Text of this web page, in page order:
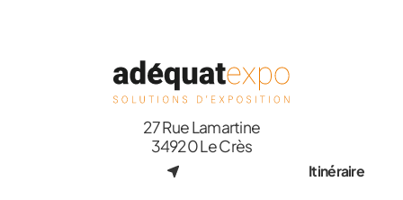
27 Rue Lamartine
34920 Le Crès
Itinéraire